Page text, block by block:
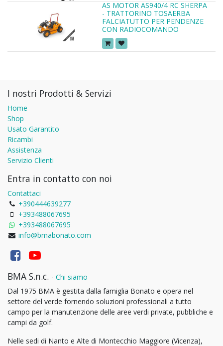
AS MOTOR AS940/4 RC SHERPA
- TRATTORINO TOSAERBA
FALCIATUTTO PER PENDENZE
CON RADIOCOMANDO
I nostri Prodotti & Servizi
Home
Shop
Usato Garantito
Ricambi
Assistenza
Servizio Clienti
Entra in contatto con noi
Contattaci
+390444639277
+393488067695
+393488067695
info@bmabonato.com
BMA S.n.c. - Chi siamo
Dal 1975 BMA è gestita dalla famiglia Bonato e opera nel
settore del verde fornendo soluzioni professionali a tutto
campo per la manutenzione delle aree verdi private, pubbliche e
campi da golf.
Nelle sedi di Nanto e Alte di Montecchio Maggiore (Vicenza),